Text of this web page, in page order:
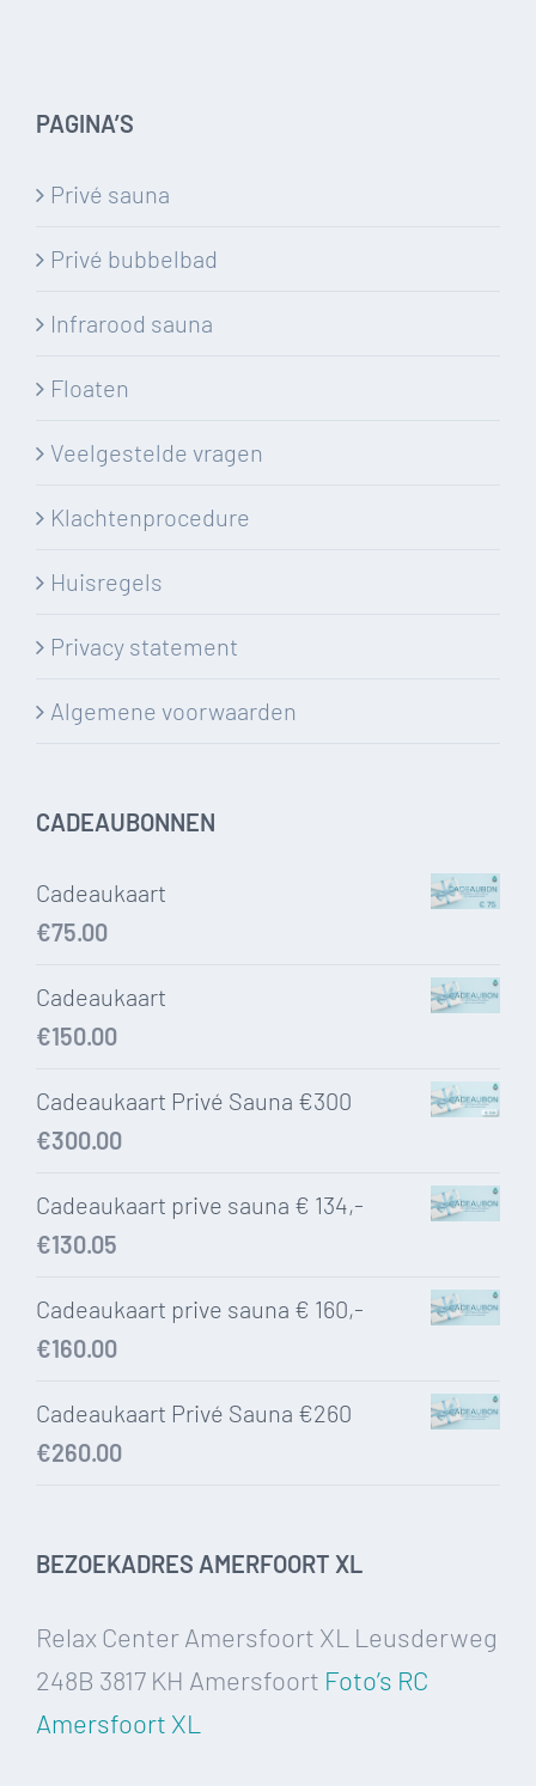
PAGINA’S
Privé sauna
Privé bubbelbad
Infrarood sauna
Floaten
Veelgestelde vragen
Klachtenprocedure
Huisregels
Privacy statement
Algemene voorwaarden
CADEAUBONNEN
Cadeaukaart
€75.00
Cadeaukaart
€150.00
Cadeaukaart Privé Sauna €300
€300.00
Cadeaukaart prive sauna € 134,-
€130.05
Cadeaukaart prive sauna € 160,-
€160.00
Cadeaukaart Privé Sauna €260
€260.00
BEZOEKADRES AMERFOORT XL
Relax Center Amersfoort XL Leusderweg
248B 3817 KH Amersfoort Foto’s RC
Amersfoort XL